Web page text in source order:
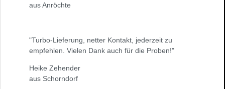
aus Anröchte
"Turbo-Lieferung, netter Kontakt, jederzeit zu
empfehlen. Vielen Dank auch für die Proben!"
Heike Zehender
aus Schorndorf